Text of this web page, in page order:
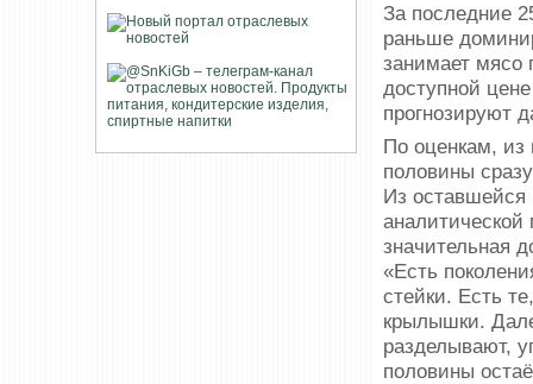
За последние
раньше
занимает мясо
доступной
прогнозируют
По оценкам, из
половины
Из оставшейся
значительная
«Есть
стейки. Есть
крылышки.
разделывают,
половины